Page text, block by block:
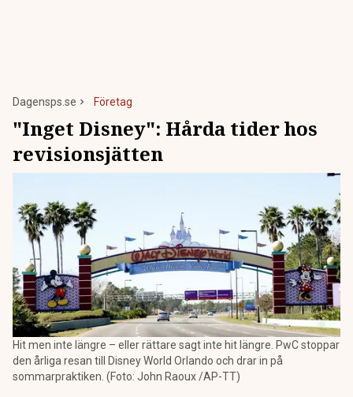
Dagensps.se Företag
"Inget Disney": Hårda tider hos
revisionsjätten
Hit men inte längre – eller rättare sagt inte hit längre. PwC stoppar
den årliga resan till Disney World Orlando och drar in på
sommarpraktiken. (Foto: John Raoux /AP-TT)